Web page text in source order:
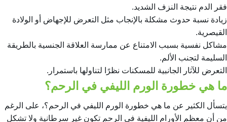
فقر الدم نتيجة النزف الشديد.
زيادة نسبة حدوث مشكلة بالإنجاب مثل التعرض للإجهاض أو الولادة
القيصرية.
مشاكل نفسية بسبب الامتناع عن ممارسة العلاقة الجنسية بالطريقة
السليمة لتجنب الألم.
التعرض للآثار الجانبية للمسكنات نظرًا لتناولها باستمرار.
ما هي خطورة الورم الليفي في الرحم؟
يتسأل الكثير عن ما هي خطورة الورم الليفي في الرحم؟، على الرغم
من أن معظم الأورام الليفية في الرحم تكون غير سرطانية ولا تشكل